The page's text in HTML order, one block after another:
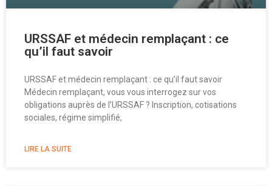
URSSAF et médecin remplaçant : ce
qu’il faut savoir
URSSAF et médecin remplaçant : ce qu’il faut savoir
Médecin remplaçant, vous vous interrogez sur vos
obligations auprès de l’URSSAF ? Inscription, cotisations
sociales, régime simplifié,
LIRE LA SUITE